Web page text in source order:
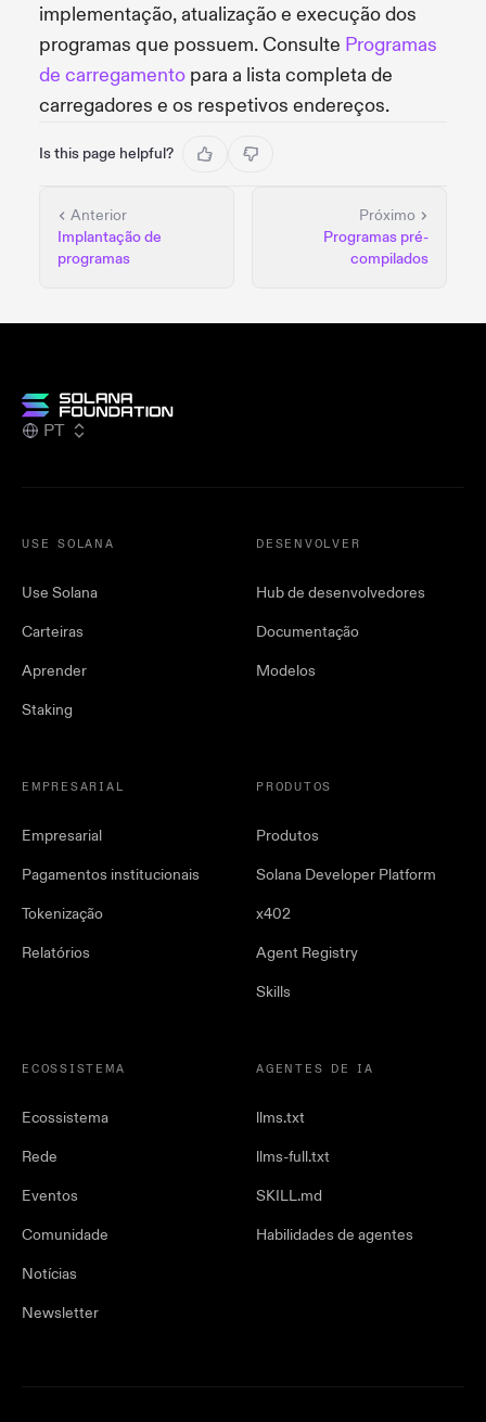
implementação, atualização e execução dos
programas que possuem. Consulte Programas
de carregamento para a lista completa de
carregadores e os respetivos endereços.
Is this page helpful?
Anterior
Implantação de
programas
Próximo
Programas pré-
compilados
PT
USE SOLANA
Use Solana
Carteiras
Aprender
Staking
DESENVOLVER
Hub de desenvolvedores
Documentação
Modelos
EMPRESARIAL
Empresarial
Pagamentos institucionais
Tokenização
Relatórios
PRODUTOS
Produtos
Solana Developer Platform
x402
Agent Registry
Skills
ECOSSISTEMA
Ecossistema
Rede
Eventos
Comunidade
Notícias
Newsletter
AGENTES DE IA
llms.txt
llms-full.txt
SKILL.md
Habilidades de agentes